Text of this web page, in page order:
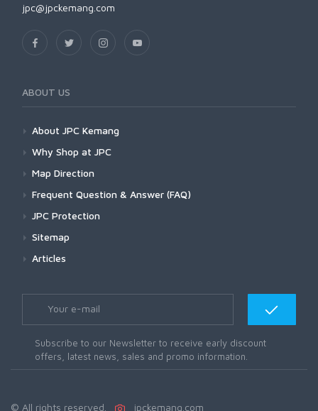
jpc@jpckemang.com
ABOUT US
About JPC Kemang
Why Shop at JPC
Map Direction
Frequent Question & Answer (FAQ)
JPC Protection
Sitemap
Articles
Subscribe to our Newsletter to receive early discount
offers, latest news, sales and promo information.
© All rights reserved. jpckemang.com